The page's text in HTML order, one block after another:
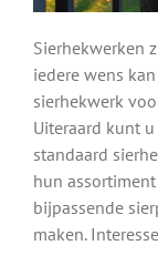
Sierhekwerken
iedere wens
sierhekwerk
Uiteraard kunt
standaard
hun
bijpassende
maken.